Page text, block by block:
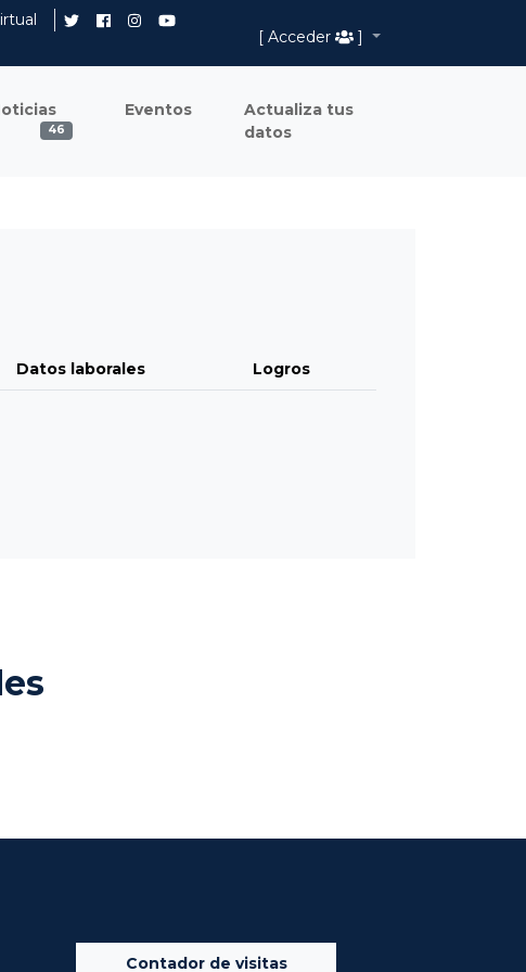
[ Acceder
]
46
Eventos
Actualiza tus
datos
Datos laborales Logros
Contador de visitas